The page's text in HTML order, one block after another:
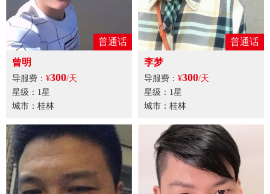
普通话
曾明
导服费： ¥300/天
星级：1星
城市：桂林
普通话
李梦
导服费： ¥300/天
星级：1星
城市：桂林